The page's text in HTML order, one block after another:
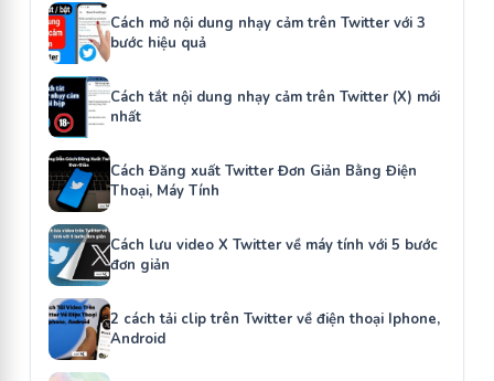
Cách mở nội dung nhạy cảm trên Twitter với 3
bước hiệu quả
Cách tắt nội dung nhạy cảm trên Twitter (X) mới
nhất
Cách Đăng xuất Twitter Đơn Giản Bằng Điện
Thoại, Máy Tính
Cách lưu video X Twitter về máy tính với 5 bước
đơn giản
2 cách tải clip trên Twitter về điện thoại Iphone,
Android